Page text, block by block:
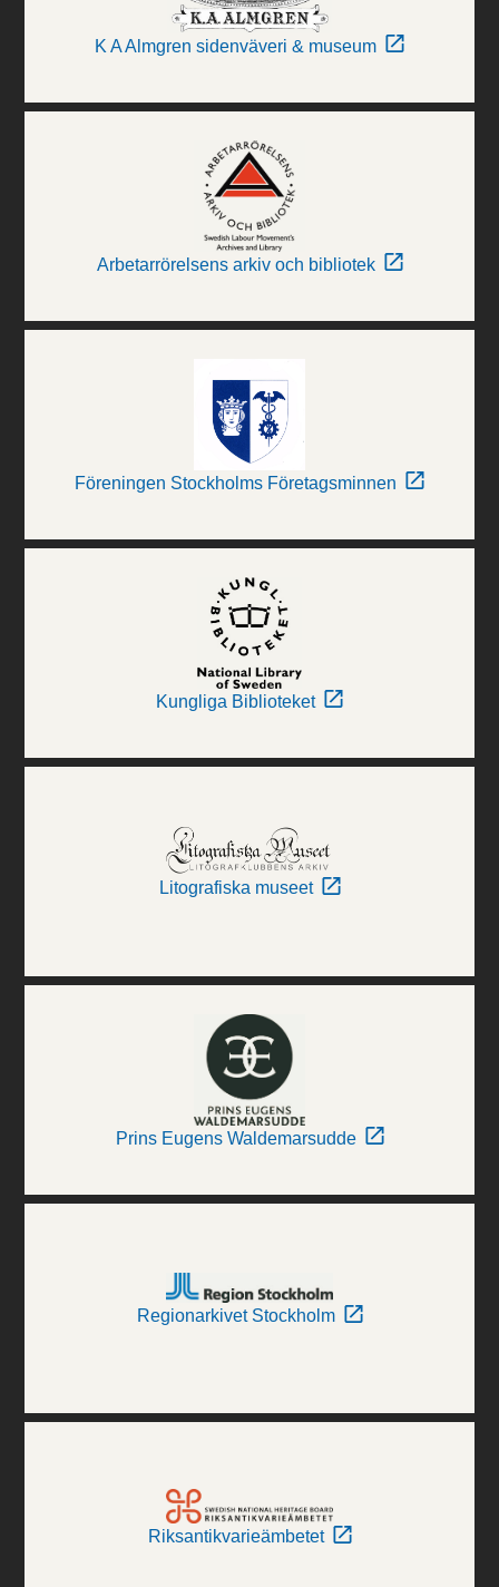
K A Almgren sidenväveri & museum
Arbetarrörelsens arkiv och bibliotek
Föreningen Stockholms Företagsminnen
Kungliga Biblioteket
Litografiska museet
Prins Eugens Waldemarsudde
Regionarkivet Stockholm
Riksantikvarieämbetet